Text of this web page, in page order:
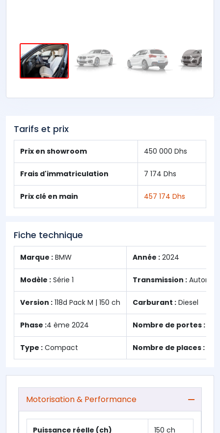
Tarifs et prix
Prix en showroom 450 000 Dhs
Frais d'immatriculation 7 174 Dhs
Prix clé en main 457 174 Dhs
Fiche technique
Marque : BMW Année : 2024
Modèle : Série 1 Transmission :
Version : 118d Pack M | 150 ch Carburant : Diesel
Phase :4 ème 2024 Nombre de portes :
Type : Compact Nombre de places :
Motorisation & Performance
Puissance réelle (ch) 150 ch